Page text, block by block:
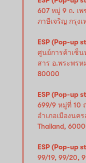
607 หมู่ 9 ถ. เ
ภาษีเจริญ กรุงเ
ESP (Pop-up
ศูนย์การค้าเซ็
สาร อ.พระพรห
80000
ESP (Pop-up
699/9 หมู่ที่ 10
อำเภอเมืองนค
Thailand,
ESP (Pop-up
99/19, 99/20,